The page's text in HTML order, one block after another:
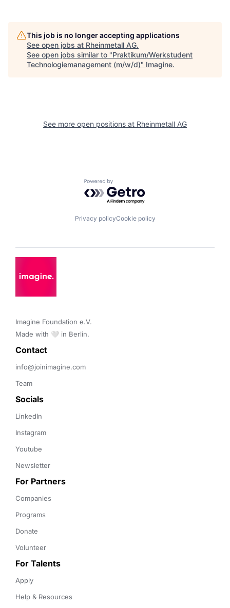
This job is no longer accepting applications
See open jobs at Rheinmetall AG.
See open jobs similar to "Praktikum/Werkstudent
Technologiemanagement (m/w/d)" Imagine.
See more open positions at Rheinmetall AG
Powered by Getro.com
Privacy policyCookie policy
Imagine Foundation e.V.
Made with 🤍 in Berlin.
Contact
info@joinimagine.com
Team
Socials
LinkedIn
Instagram
Youtube
Newsletter
For Partners
Companies
Programs
Donate
Volunteer
For Talents
Apply
Help & Resources